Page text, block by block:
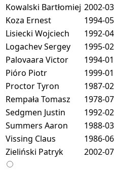
Kowalski Bartłomiej 2002-
Koza Ernest
1994-
Lisiecki Wojciech
1992-
Logachev Sergey
1995-
Palovaara Victor
1994-
Pióro Piotr
1999-
Proctor Tyron
1987-
Rempała Tomasz
1978-
Sedgmen Justin
1992-
Summers Aaron
1988-
Vissing Claus
1986-
Zieliński Patryk
2002-